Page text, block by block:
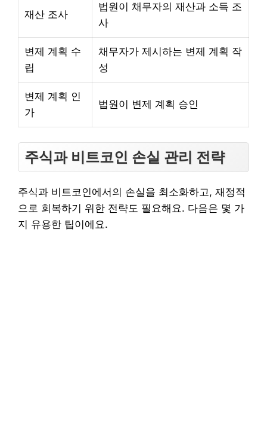
재산 조사
법원이 채무자의 재산과 소득 조
사
변제 계획 수
립
채무자가 제시하는 변제 계획 작
성
변제 계획 인
가
법원이 변제 계획 승인
주식과 비트코인 손실 관리 전략
주식과 비트코인에서의 손실을 최소화하고, 재정적
으로 회복하기 위한 전략도 필요해요. 다음은 몇 가
지 유용한 팁이에요.